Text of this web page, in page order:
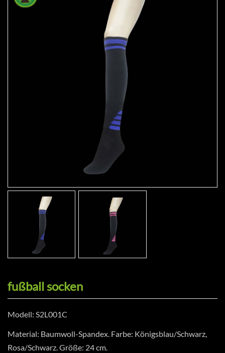
fußball socken
Modell: S2L001C
Material: Baumwoll-Spandex. Farbe: Königsblau/Schwarz,
Rosa/Schwarz. Größe: 24 cm.